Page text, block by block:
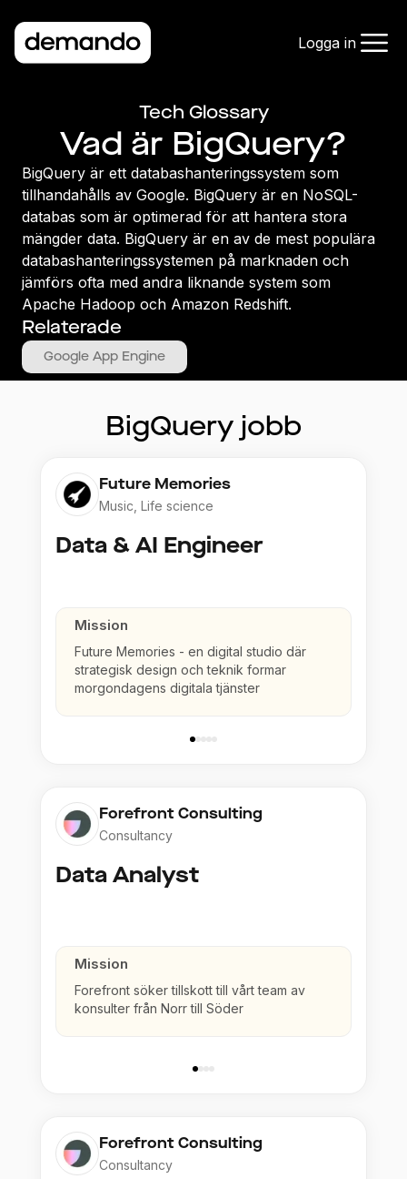
Logga in
Tech Glossary
Vad är BigQuery?
BigQuery är ett databashanteringssystem som
tillhandahålls av Google. BigQuery är en NoSQL-
databas som är optimerad för att hantera stora
mängder data. BigQuery är en av de mest populära
databashanteringssystemen på marknaden och
jämförs ofta med andra liknande system som
Apache Hadoop och Amazon Redshift.
Relaterade
Google App Engine
BigQuery jobb
Future Memories
Music, Life science
Data & AI Engineer
Mission
Future Memories - en digital studio där
strategisk design och teknik formar
morgondagens digitala tjänster
Forefront Consulting
Consultancy
Data Analyst
Mission
Forefront söker tillskott till vårt team av
konsulter från Norr till Söder
Forefront Consulting
Consultancy